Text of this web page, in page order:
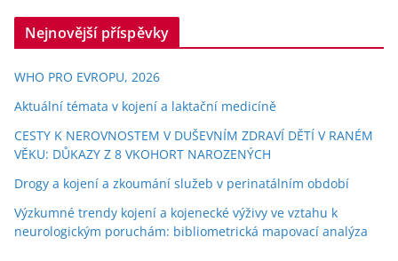
Nejnovější příspěvky
WHO PRO EVROPU, 2026
Aktuální témata v kojení a laktační medicíně
CESTY K NEROVNOSTEM V DUŠEVNÍM ZDRAVÍ DĚTÍ V RANÉM
VĚKU: DŮKAZY Z 8 VKOHORT NAROZENÝCH
Drogy a kojení a zkoumání služeb v perinatálním období
Výzkumné trendy kojení a kojenecké výživy ve vztahu k
neurologickým poruchám: bibliometrická mapovací analýza